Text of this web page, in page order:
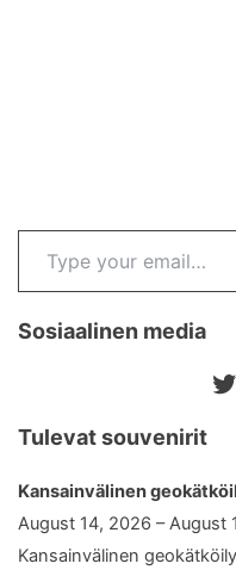
Type your email…
Sosiaalinen media
Tulevat souvenirit
Kansainvälinen
August 14, 2026 – August
Kansainvälinen